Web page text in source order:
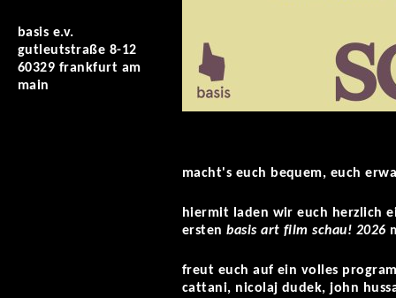
basis e.v.
gutleutstraße 8-12
60329 frankfurt am
main
macht's euch bequem, euch
hiermit laden wir euch herzlich
erstenbasis art film schau! 2026
freut euch auf ein volles
cattani, nicolaj dudek, john